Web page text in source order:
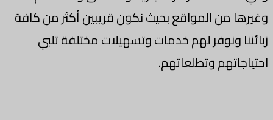
وغيرها من المواقع بحيث نكون قريبين أكثر من كافة
زبائننا ونوفر لهم خدمات وتسهيلات مختلفة تلبي
احتياجاتهم وتطلعاتهم.